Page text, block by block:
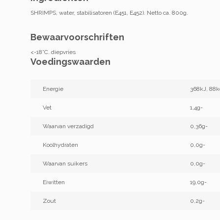
SHRIMPS, water, stabilisatoren (E451, E452). Netto ca. 800g.
Bewaarvoorschriften
<-18°C. diepvries
Voedingswaarden
Energie 368kJ,
Vet 1,4g-
Waarvan verzadigd 0,36g-
Koolhydraten 0,0g-
Waarvan suikers 0,0g-
Eiwitten 19,0g-
Zout 0,2g-